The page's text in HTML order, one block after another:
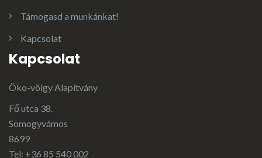
Támogasd a munkánkat!
Kapcsolat
Kapcsolat
Öko-völgy Alapítvány
Fő utca 38.
Somogyvámos
8699
Tel: +36 85 540 002